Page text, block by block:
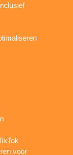
voor